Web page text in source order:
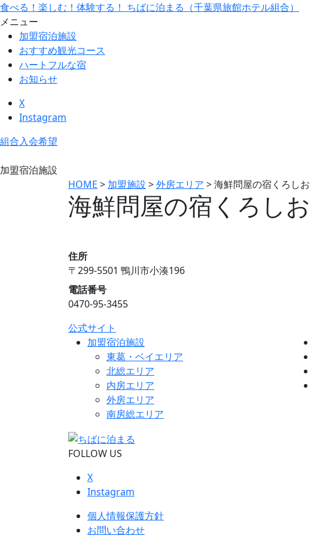
食べる！楽しむ！体験する！ ちばに泊まる（千葉県旅館ホテル組合）
メニュー
加盟宿泊施設
おすすめ観光コース
ハートフルな宿
お知らせ
X
Instagram
組合入会希望
加盟宿泊施設
HOME > 加盟施設 >外房エリア >海鮮問屋の宿くろしお
海鮮問屋の宿くろしお
住所
〒299-5501 鴨川市小湊196
電話番号
0470-95-3455
公式サイト
加盟宿泊施設
東葛・ベイエリア
北総エリア
内房エリア
外房エリア
南房総エリア
FOLLOW US
X
Instagram
個人情報保護方針
お問い合わせ